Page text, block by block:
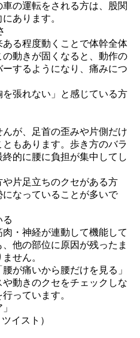
の運転をされる方は、股関
あります。
る程度動くことで体幹全体
動きが固くなると、動作の
するようになり、痛みにつ
を張れない」と感じている方
が、足首の歪みや片側だけ
もあります。歩き方のバラ
的に腰に負担が集中してし
片足立ちのクセがある方
なっていることが多いで
る
・神経が連動して機能して
他の部位に原因が残ったま
せん。
が痛いから腰だけを見る」
動きのクセをチェックしな
っています。
イスト）